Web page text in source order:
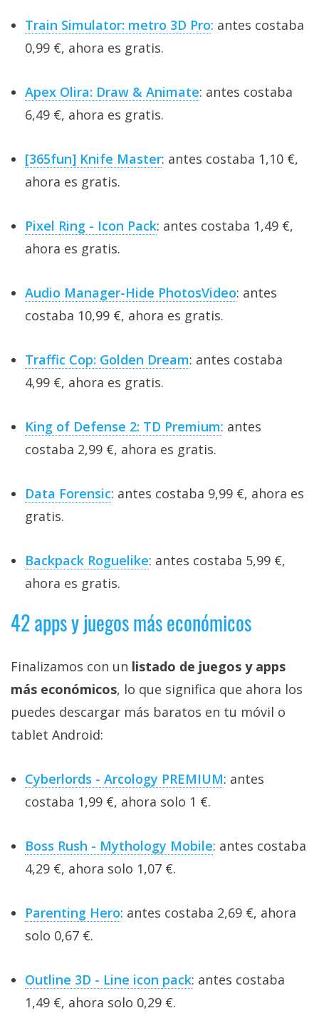
Train Simulator: metro 3D Pro: antes costaba
0,99 €, ahora es gratis.
Apex Olira: Draw & Animate: antes costaba
6,49 €, ahora es gratis.
[365fun] Knife Master: antes costaba 1,10 €,
ahora es gratis.
Pixel Ring - Icon Pack: antes costaba 1,49 €,
ahora es gratis.
Audio Manager-Hide PhotosVideo: antes
costaba 10,99 €, ahora es gratis.
Traffic Cop: Golden Dream: antes costaba
4,99 €, ahora es gratis.
King of Defense 2: TD Premium: antes
costaba 2,99 €, ahora es gratis.
Data Forensic: antes costaba 9,99 €, ahora es
gratis.
Backpack Roguelike: antes costaba 5,99 €,
ahora es gratis.
42 apps y juegos más económicos
Finalizamos con un listado de juegos y apps
más económicos, lo que significa que ahora los
puedes descargar más baratos en tu móvil o
tablet Android:
Cyberlords - Arcology PREMIUM: antes
costaba 1,99 €, ahora solo 1 €.
Boss Rush - Mythology Mobile: antes costaba
4,29 €, ahora solo 1,07 €.
Parenting Hero: antes costaba 2,69 €, ahora
solo 0,67 €.
Outline 3D - Line icon pack: antes costaba
1,49 €, ahora solo 0,29 €.